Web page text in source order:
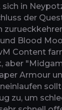
in
der
Blood
Content
aber
Armour
zu, um